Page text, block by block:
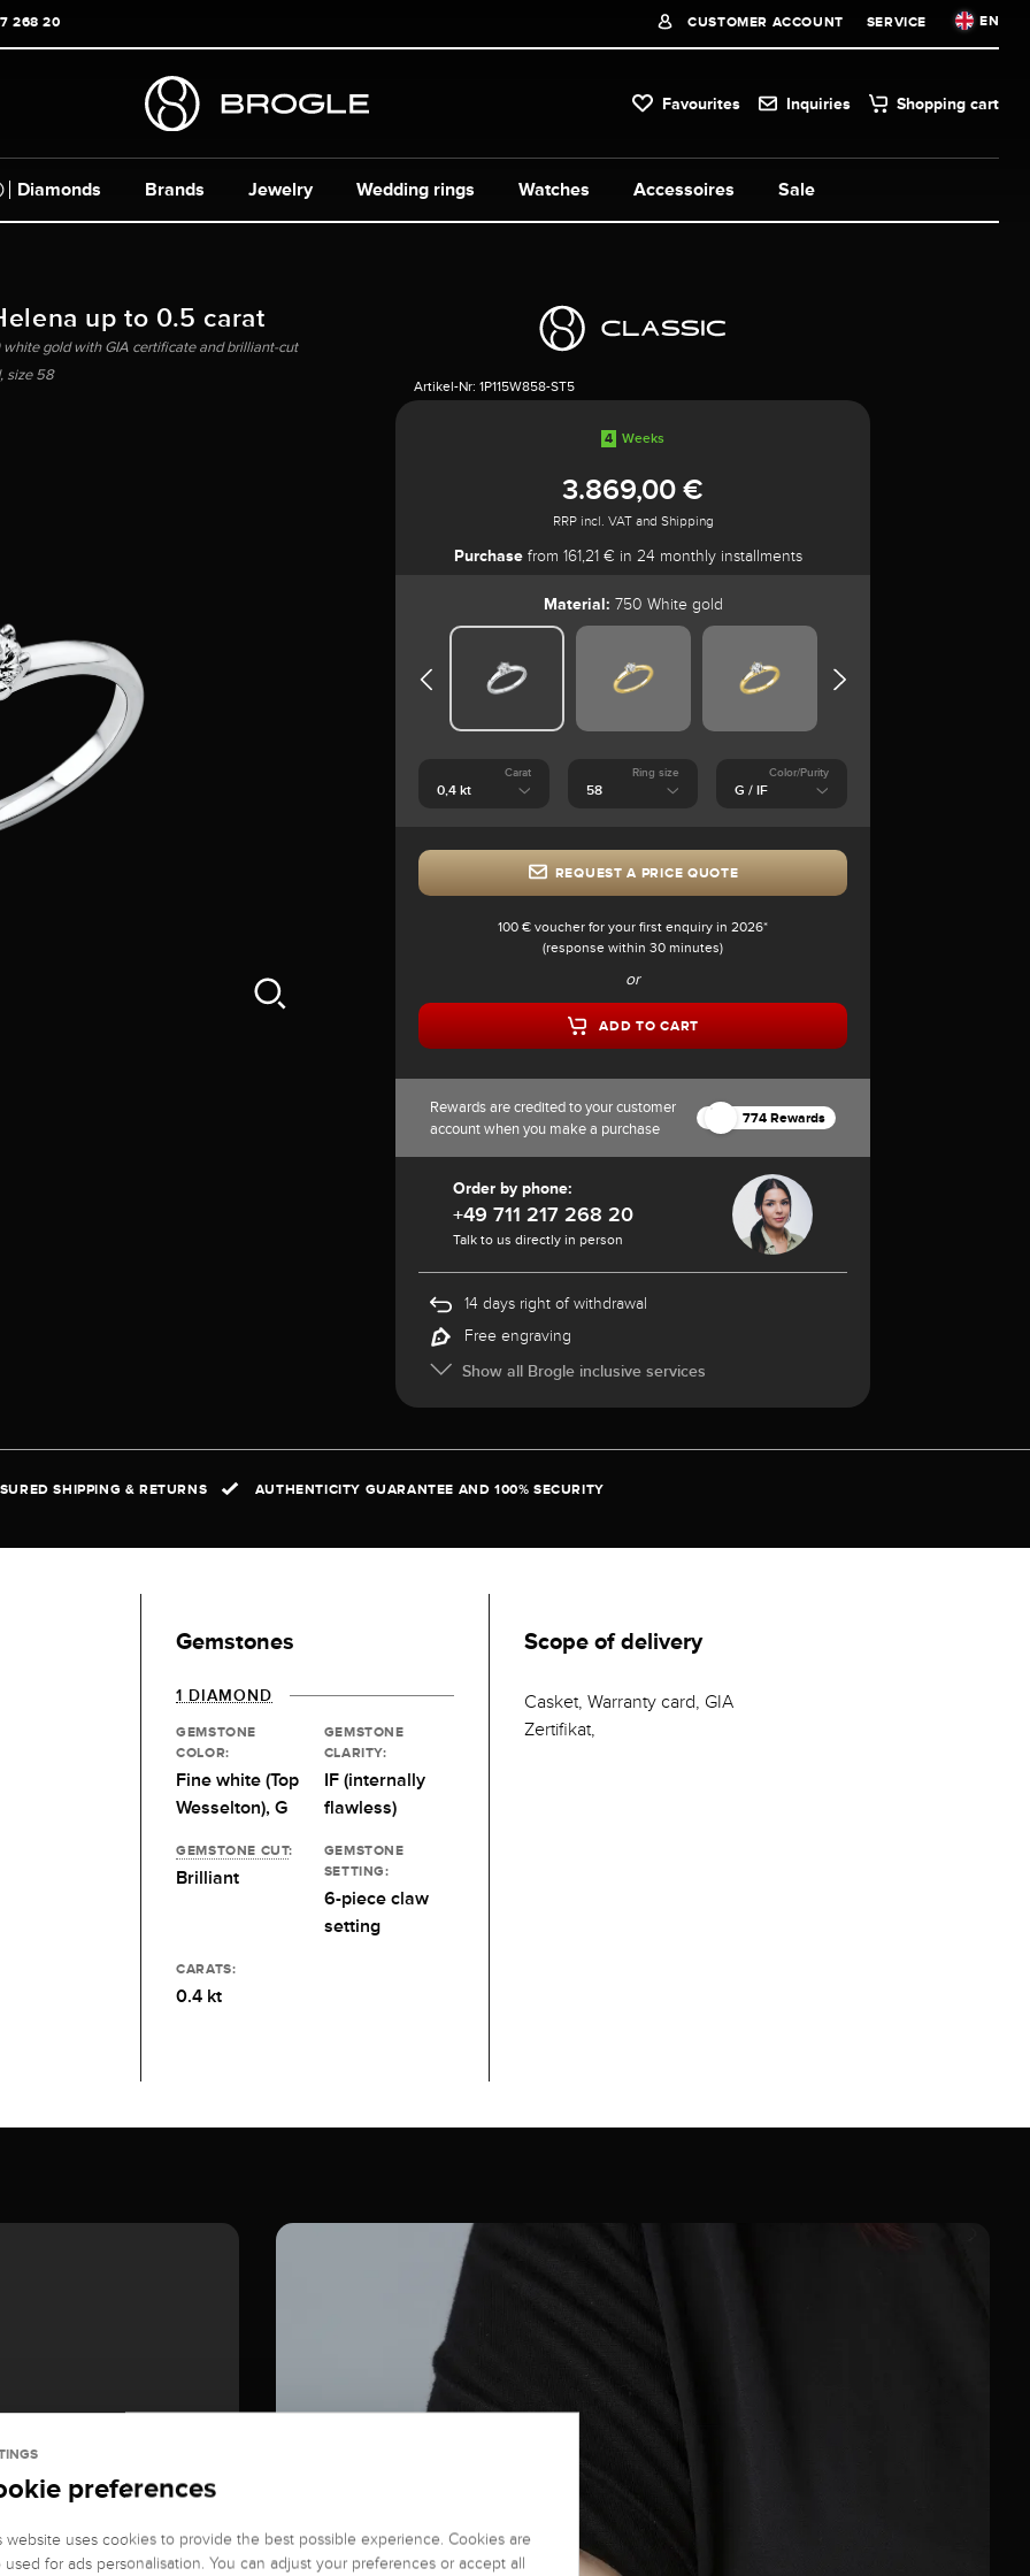
268 20 CUSTOMER ACCOUNT SERVICE EN
Favourites Inquiries Shopping cart
Diamonds Brands Jewelry Watches Accessoires Sale
Wedding rings
up to 0.5 carat
gold with GIA certificate and brilliant-cut
size 58
Artikel-Nr: 1P115W858-ST5
4 Weeks
3.869,00 €
RRP incl. VAT and Shipping
Purchase from 161,21 € in 24 monthly installments
Material: 750 White gold
Carat Ring size Color/Purity
REQUEST A PRICE QUOTE
100 € voucher for your first enquiry in 2026*
(response within 30 minutes)
or
ADD TO CART
Rewards are credited to your customer
account when you make a purchase
774 Rewards
Order by phone:
+49 711 217 268 20
Talk to us directly in person
14 days right of withdrawal
Free engraving
Show all Brogle inclusive services
SHIPPING & RETURNS AUTHENTICITY GUARANTEE AND 100% SECURITY
Gemstones
1 DIAMOND
GEMSTONE
COLOR:
Fine white (Top
Wesselton), G
GEMSTONE
CLARITY:
IF (internally
flawless)
GEMSTONE CUT:
Brilliant
GEMSTONE
SETTING:
6-piece claw
setting
CARATS:
0.4 kt
Scope of delivery
Casket, Warranty card, GIA
Zertifikat,
preferences
website uses cookies to provide the best possible experience. Cookies are
used for ads personalisation. You can adjust your preferences or accept all